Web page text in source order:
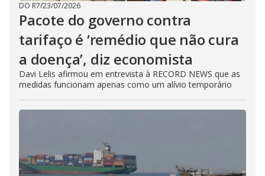
DO R7/23/07/2026
Pacote do governo contra
tarifaço é ‘remédio que não cura
a doença’, diz economista
Davi Lelis afirmou em entrevista à RECORD NEWS que as
medidas funcionam apenas como um alívio temporário